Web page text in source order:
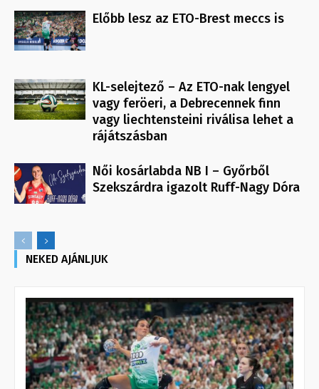
Előbb lesz az ETO-Brest meccs is
KL-selejtező – Az ETO-nak lengyel
vagy feröeri, a Debrecennek finn
vagy liechtensteini riválisa lehet a
rájátszásban
Női kosárlabda NB I – Győrből
Szekszárdra igazolt Ruff-Nagy Dóra
NEKED AJÁNLJUK